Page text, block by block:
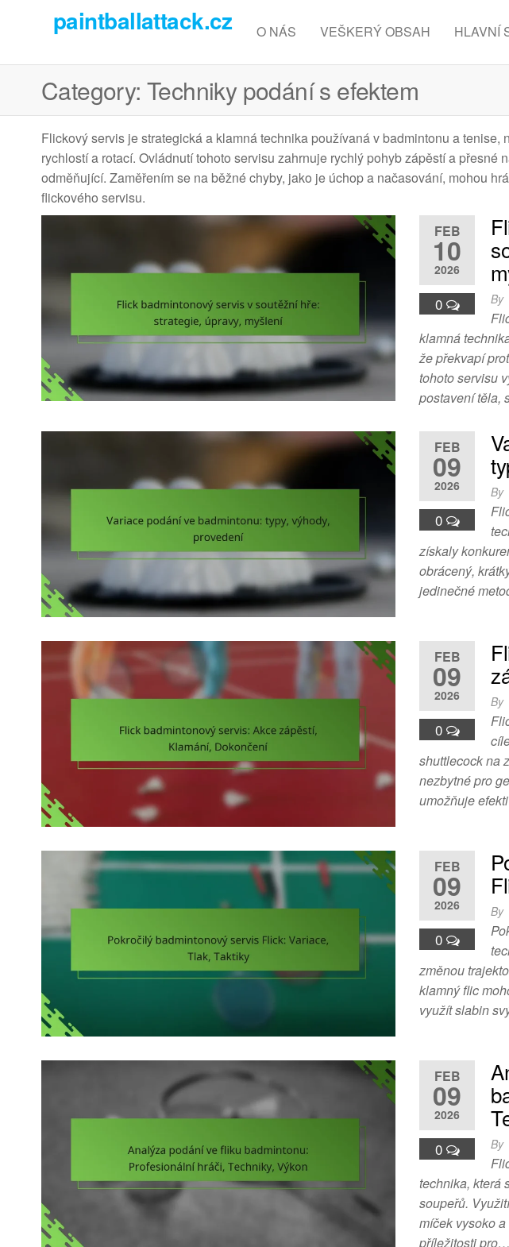
content
paintballattack.cz O NÁS VEŠKERÝ OBSAH HLAVNÍ
Category: Techniky podání s efektem
Flickový servis je strategická a klamná technika používaná v badmintonu a tenise,
rychlostí a rotací. Ovládnutí tohoto servisu zahrnuje rychlý pohyb zápěstí a přesné
odměňující. Zaměřením se na běžné chyby, jako je úchop a načasování, mohou
flickového servisu.
FEB
10
2026
0 By
klamná
že překvapí
tohoto servisu
postavení těla,
FEB
09
2026
0
By
získaly
obrácený,
jedinečné
FEB
09
2026
0
By
shuttlecock na
nezbytné pro
umožňuje
FEB
09
2026
0
By
změnou
klamný flic
využít slabin
FEB
09
2026
0 By
technika, která
soupeřů.
míček vysoko
příležitosti pro…